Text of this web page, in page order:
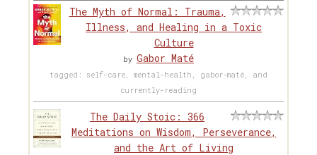
The Myth of Normal: Trauma,
Illness, and Healing in a Toxic
Culture
by Gabor Maté
tagged: self-care, mental-health, gabor-maté, and
currently-reading
The Daily Stoic: 366
Meditations on Wisdom, Perseverance,
and the Art of Living